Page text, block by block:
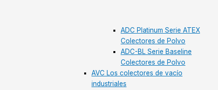
ADC Platinum Serie ATEX
Colectores de Polvo
ADC-BL Serie Baseline
Colectores de Polvo
AVC Los colectores de vacío
industriales